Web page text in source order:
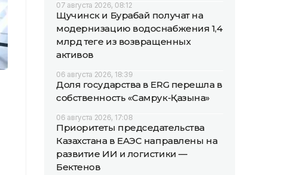
07 августа 2026, 08:12
Щучинск и Бурабай получат на
модернизацию водоснабжения 1,4
млрд теңге из возвращенных
активов
06 августа 2026, 18:39
Доля государства в ERG перешла в
собственность «Самрук-Қазына»
06 августа 2026, 17:08
Приоритеты председательства
Казахстана в ЕАЭС направлены на
развитие ИИ и логистики —
Бектенов